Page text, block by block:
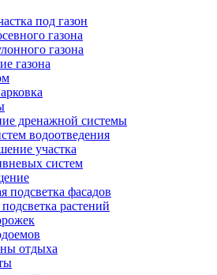
под газон
газона
газона
газона
дренажной системы
водоотведения
участка
систем
подсветка фасадов
растений
отдыха